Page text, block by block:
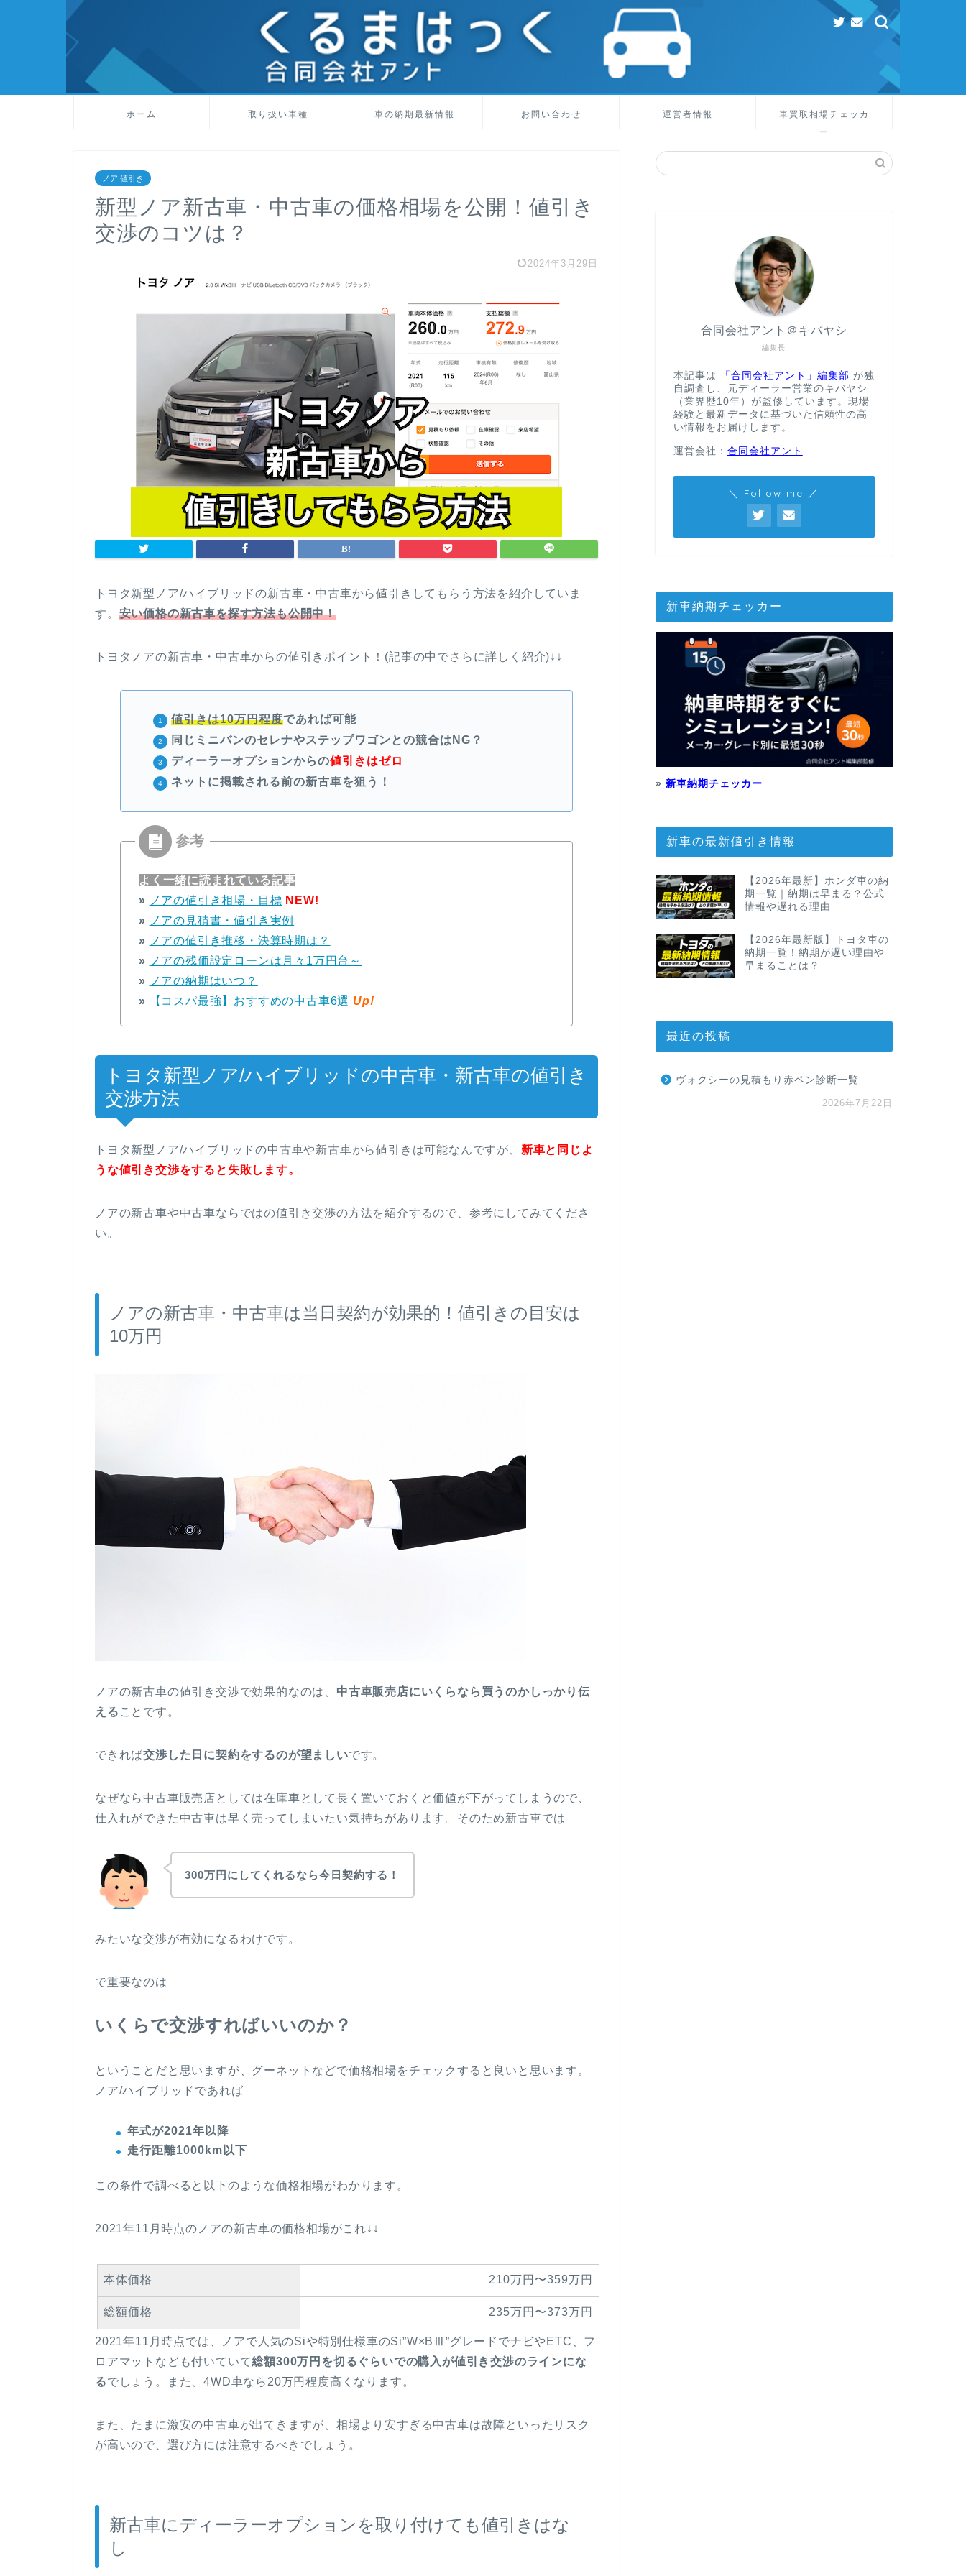
ホーム 取り扱い車種 車の納期最新情報 お問い合わせ 運営者情報
車買取相場チェッカ
ー
ノア 値引き
新型ノア新古車・中古車の価格相場を公開！値引き
交渉のコツは？
2024年3月29日
トヨタ新型ノア/ハイブリッドの新古車・中古車から値引きしてもらう方法を紹介していま
す。 安い価格の新古車を探す方法も公開中！
トヨタノアの新古車・中古車からの値引きポイント！(記事の中でさらに詳しく紹介)↓↓
値引きは10万円程度であれば可能
同じミニバンのセレナやステップワゴンとの競合はNG？
ディーラーオプションからの値引きはゼロ
ネットに掲載される前の新古車を狙う！
よく一緒に読まれている記事
» ノアの値引き相場・目標 NEW!
» ノアの見積書・値引き実例
» ノアの値引き推移・決算時期は？
» ノアの残価設定ローンは月々1万円台～
» ノアの納期はいつ？
»
【コスパ最強】おすすめの中古車6選 Up!
トヨタ新型ノア/ハイブリッドの中古車・新古車の値引き
交渉方法
トヨタ新型ノア/ハイブリッドの中古車や新古車から値引きは可能なんですが、 新車と同じよ
うな値引き交渉をすると失敗します。
ノアの新古車や中古車ならではの値引き交渉の方法を紹介するので、参考にしてみてくださ
い。
ノアの新古車・中古車は当日契約が効果的！値引きの目安は
10万円
ノアの新古車の値引き交渉で効果的なのは、 中古車販売店にいくらなら買うのかしっかり伝
える ことです。
できれば交渉した日に契約をするのが望ましいです。
なぜなら中古車販売店としては在庫車として長く置いておくと価値が下がってしまうので、
仕入れができた中古車は早く売ってしまいたい気持ちがあります。そのため新古車では
300万円にしてくれるなら今日契約する！
みたいな交渉が有効になるわけです。
で重要なのは
いくらで交渉すればいいのか？
ということだと思いますが、グーネットなどで価格相場をチェックすると良いと思います。
ノア/ハイブリッドであれば
年式が2021年以降
走行距離1000km以下
この条件で調べると以下のような価格相場がわかります。
2021年11月時点のノアの新古車の価格相場がこれ↓↓
本体価格 210万円〜359万円
総額価格 235万円〜373万円
2021年11月時点では、ノアで人気のSiや特別仕様車のSi”W×BⅢ”グレードでナビやETC、フ
ロアマットなども付いていて総額300万円を切るぐらいでの購入が値引き交渉のラインにな
るでしょう。また、4WD車なら20万円程度高くなります。
また、たまに激安の中古車が出てきますが、相場より安すぎる中古車は故障といったリスク
が高いので、選び方には注意するべきでしょう。
新古車にディーラーオプションを取り付けても値引きはな
し
編集長
合同会社アント＠キバヤシ
本記事は 「合同会社アント」編集部 が独
自調査し、元ディーラー営業のキバヤシ
（業界歴10年）が監修しています。現場
経験と最新データに基づいた信頼性の高
い情報をお届けします。
運営会社： 合同会社アント
＼ Follow me ／
新車納期チェッカー
» 新車納期チェッカー
新車の最新値引き情報
【2026年最新】ホンダ車の納
期一覧｜納期は早まる？公式
情報や遅れる理由
【2026年最新版】トヨタ車の
納期一覧！納期が遅い理由や
早まることは？
最近の投稿
ヴォクシーの見積もり赤ペン診断一覧
2026年7月22日